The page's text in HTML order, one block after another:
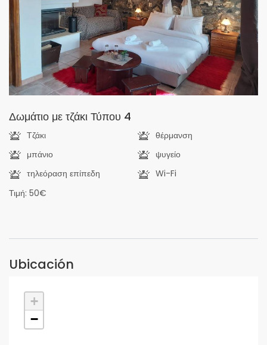
Δωμάτιο με τζάκι Τύπου 4
Τζάκι
μπάνιο
τηλεόραση επίπεδη
θέρμανση
ψυγείο
Wi-Fi
Τιμή: 50€
Ubicación
+
−